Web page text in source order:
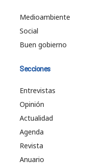
Medioambiente
Social
Buen gobierno
Secciones
Entrevistas
Opinión
Actualidad
Agenda
Revista
Anuario